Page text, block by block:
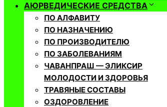
АЮРВЕДИЧЕСКИЕ СРЕДСТВА
ПО АЛФАВИТУ
ПО НАЗНАЧЕНИЮ
ПО ПРОИЗВОДИТЕЛЮ
ПО ЗАБОЛЕВАНИЯМ
ЧАВАНПРАШ — ЭЛИКСИР
МОЛОДОСТИ И ЗДОРОВЬЯ
ТРАВЯНЫЕ СОСТАВЫ
ОЗДОРОВЛЕНИЕ